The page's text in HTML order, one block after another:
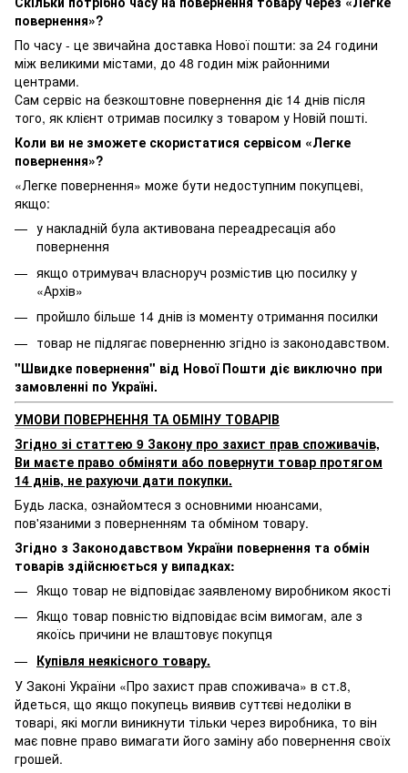
повернення»?
По часу - це звичайна доставка Нової пошти: за 24 години
між великими містами, до 48 годин між районними
центрами.
Сам сервіс на безкоштовне повернення діє 14 днів після
того, як клієнт отримав посилку з товаром у Новій пошті.
Коли ви не зможете скористатися сервісом «Легке
повернення»?
«Легке повернення» може бути недоступним покупцеві,
якщо:
у накладній була активована переадресація або
повернення
якщо отримувач власноруч розмістив цю посилку у
«Архів»
пройшло більше 14 днів із моменту отримання посилки
товар не підлягає поверненню згідно із законодавством.
"Швидке повернення" від Нової Пошти діє виключно при
замовленні по Україні.
УМОВИ ПОВЕРНЕННЯ ТА ОБМІНУ ТОВАРІВ
Згідно зі статтею 9 Закону про захист прав споживачів,
Ви маєте право обміняти або повернути товар протягом
14 днів, не рахуючи дати покупки.
Будь ласка, ознайомтеся з основними нюансами,
пов'язаними з поверненням та обміном товару.
Згідно з Законодавством України повернення та обмін
товарів здійснюється у випадках:
Якщо товар не відповідає заявленому виробником якості
Якщо товар повністю відповідає всім вимогам, але з
якоїсь причини не влаштовує покупця
Купівля неякісного товару.
У Законі України «Про захист прав споживача» в ст.8,
йдеться, що якщо покупець виявив суттєві недоліки в
товарі, які могли виникнути тільки через виробника, то він
має повне право вимагати його заміну або повернення своїх
грошей.